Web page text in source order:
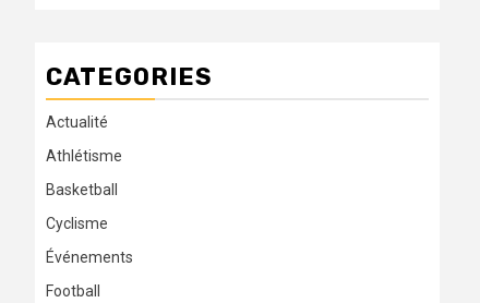
CATEGORIES
Actualité
Athlétisme
Basketball
Cyclisme
Événements
Football